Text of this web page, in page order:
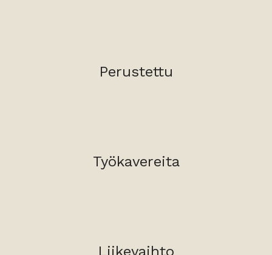
Perustettu
Työkavereita
Liikevaihto